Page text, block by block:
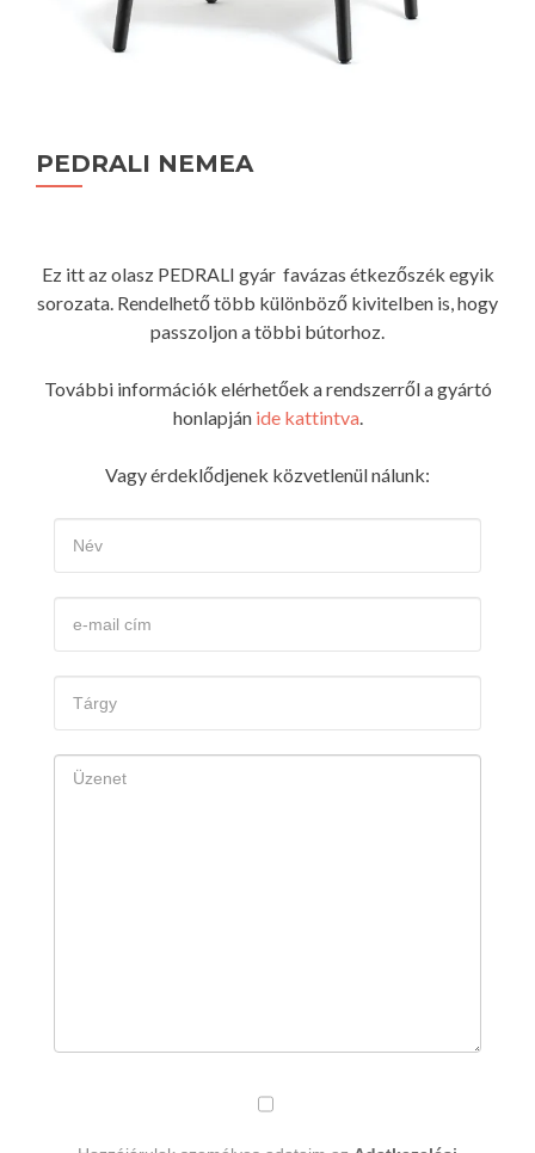
PEDRALI NEMEA
Ez itt az olasz PEDRALI gyár favázas étkezőszék egyik
sorozata. Rendelhető több különböző kivitelben is, hogy
passzoljon a többi bútorhoz.
További információk elérhetőek a rendszerről a gyártó
honlapján ide kattintva.
Vagy érdeklődjenek közvetlenül nálunk: